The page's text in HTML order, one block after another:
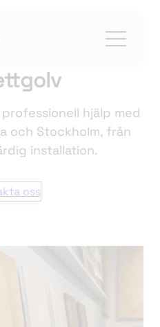
hjälp med
och Stockholm, från
installation.
oss